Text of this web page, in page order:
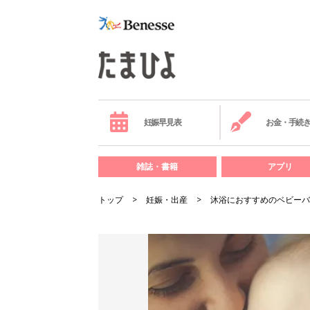
妊娠早見表 お金・手続き
雑誌・書籍 アプリ
トップ 妊娠・出産 沐浴におすすめのベビー